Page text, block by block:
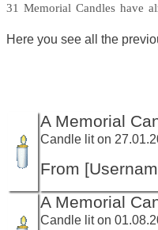
31 Memorial Candles have
Here you see all the
A Memorial
Candle lit on
From
A Memorial
Candle lit on